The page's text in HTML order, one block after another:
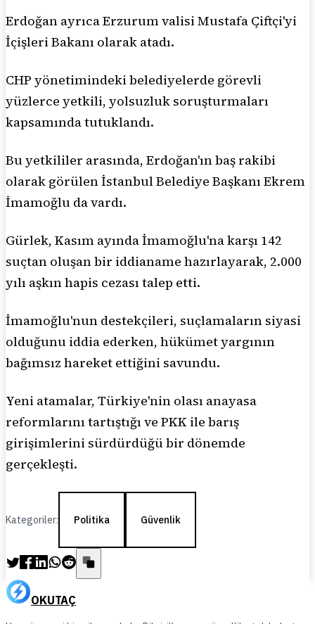
Erdoğan ayrıca Erzurum valisi Mustafa Çiftçi'yi
İçişleri Bakanı olarak atadı.
CHP yönetimindeki belediyelerde görevli
yüzlerce yetkili, yolsuzluk soruşturmaları
kapsamında tutuklandı.
Bu yetkililer arasında, Erdoğan'ın baş rakibi
olarak görülen İstanbul Belediye Başkanı Ekrem
İmamoğlu da vardı.
Gürlek, Kasım ayında İmamoğlu'na karşı 142
suçtan oluşan bir iddianame hazırlayarak, 2.000
yılı aşkın hapis cezası talep etti.
İmamoğlu'nun destekçileri, suçlamaların siyasi
olduğunu iddia ederken, hükümet yargının
bağımsız hareket ettiğini savundu.
Yeni atamalar, Türkiye'nin olası anayasa
reformlarını tartıştığı ve PKK ile barış
girişimlerini sürdürdüğü bir dönemde
gerçekleşti.
Kategoriler: Politika Güvenlik
OKUTAÇ